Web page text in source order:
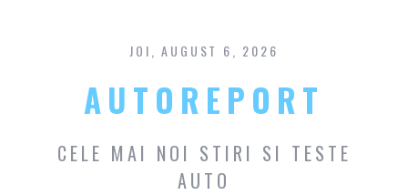
content
JOI, AUGUST 6, 2026
AUTOREPORT
CELE MAI NOI STIRI SI TESTE
AUTO